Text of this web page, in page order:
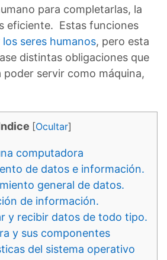
para completarlas, la
eficiente. Estas funciones
los seres humanos, pero esta
distintas obligaciones que
poder servir como máquina,
[Ocultar]
computadora
de datos e información.
general de datos.
de información.
y recibir datos de todo tipo.
y sus componentes
del sistema operativo